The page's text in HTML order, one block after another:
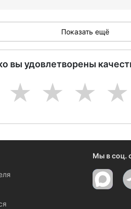
Показать ещё
вы удовлетворены
4
3
2
1
Мы в соц.